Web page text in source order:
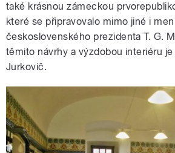
také krásnou zámeckou
které se připravovalo mimo jiné i
československého prezidenta T. G.
těmito návrhy a výzdobou interiéru
Jurkovič.